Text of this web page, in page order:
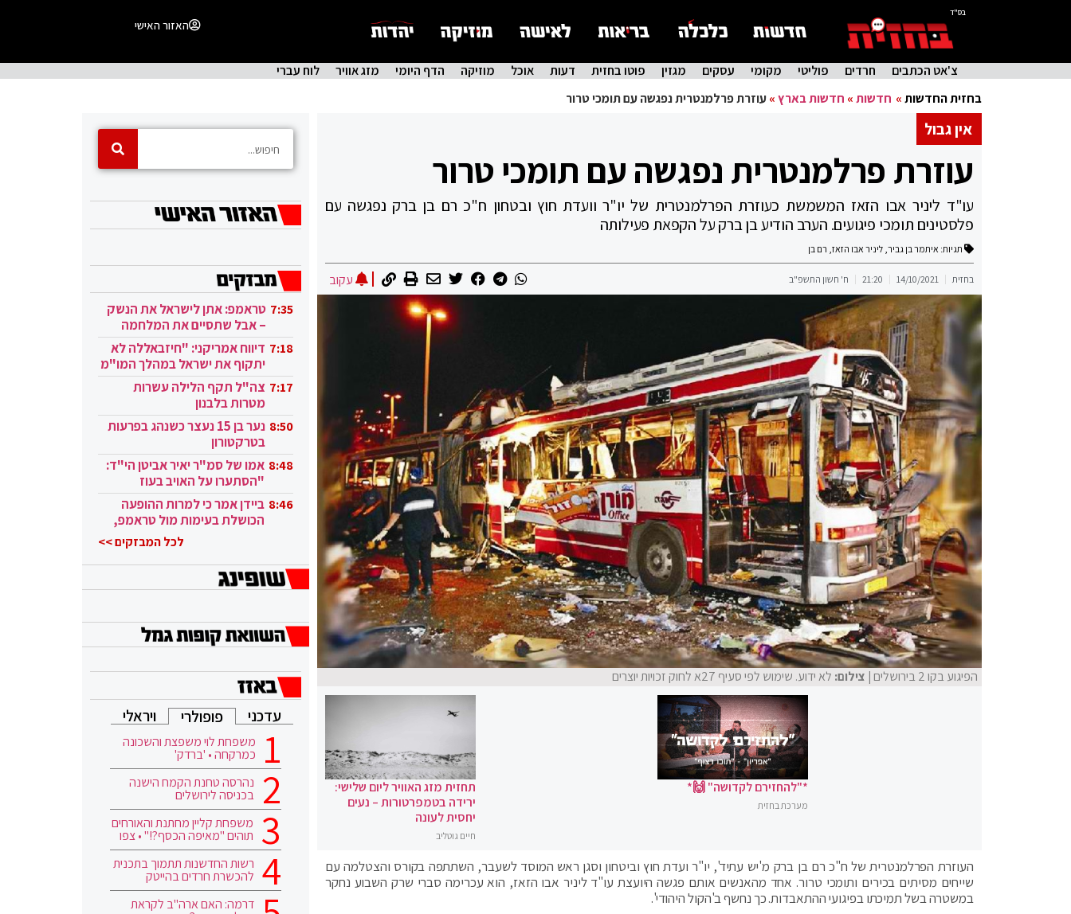
בס"ד
האזור האישי
צ'אט הכתבים חרדים פוליטי מקומי עסקים מגזין פוטו בחזית דעות אוכל מוזיקה הדף היומי מזג אוויר
לוח עברי
בחזית החדשות» חדשות» חדשות בארץ»עוזרת פרלמנטרית נפגשה עם תומכי טרור
אין גבול
עוזרת פרלמנטרית נפגשה עם תומכי טרור
עו"ד ליניר אבו הזאז המשמשת כעוזרת הפרלמנטרית של יו"ר וועדת חוץ ובטחון ח"כ רם בן ברק נפגשה עם
פלסטינים תומכי פיגועים. הערב הודיע בן ברק על הקפאת פעילותה
תגיות: איתמר בן גביר, ליניר אבו הזאז, רם בן
בחזית 14/10/2021
21:20 ח' חשון התשפ"ב עקוב
הפיגוע בקו 2 בירושלים | צילום: לא ידוע. שימוש לפי סעיף 27א לחוק זכויות יוצרים
*"להחזירם לקדושה" 🙌*
מערכת בחזית
תחזית מזג האוויר ליום שלישי:
ירידה בטמפרטורות – נעים
יחסית לעונה
חיים גוטליב
העוזרת הפרלמנטרית של ח"כ רם בן ברק מ'יש עתיד', יו"ר ועדת חוץ וביטחון וסגן ראש המוסד לשעבר, השתתפה בקורס והצטלמה עם
שייחים מסיתים בכירים ותומכי טרור. אחד מהאנשים אותם פגשה היועצת עו"ד ליניר אבו הזאז, הוא עכרימה סברי שרק השבוע נחקר
במשטרה בשל תמיכתו בפיגועי ההתאבדות. כך נחשף ב'הקול היהודי'.
7:35 טראמפ: אתן לישראל את הנשק
– אבל שתסיים את המלחמה
בעזה 7:18 דיווח אמריקני: "חיזבאללה לא
יתקוף את ישראל במהלך המו"מ
בקטאר" 7:17 צה"ל תקף הלילה עשרות
מטרות בלבנון
8:50
נער בן 15 נעצר כשנהג בפרעות
בטרקטורון
8:48 אמו של סמ"ר יאיר אביטן הי"ד:
"הסתערו על האויב בעוז
ובגבורה" 8:46 ביידן אמר כי למרות ההופעה
הכושלת בעימות מול טראמפ,
לכל המבזקים >>
עדכני פופולרי ויראלי
משפחת לוי משפצת והשכונה
כמרקחה • 'ברדק'
נהרסה טחנת הקמח הישנה
בכניסה לירושלים
משפחת קליין מחתנת והאורחים
תוהים "מאיפה הכסף?!" • צפו
רשות החדשנות תתמוך בתכנית
להכשרת חרדים בהייטק
דרמה: האם ארה"ב לקראת